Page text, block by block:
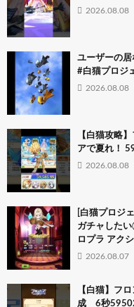
2026.08.08
ユーザーの
#白猫プロジ
2026.08.08
【白猫攻略
アで夏れ！
2026.08.08
[白猫プロジ
ガチャした
ロプラ アク
2026.08.07
【白猫】フ
成 6秒59502